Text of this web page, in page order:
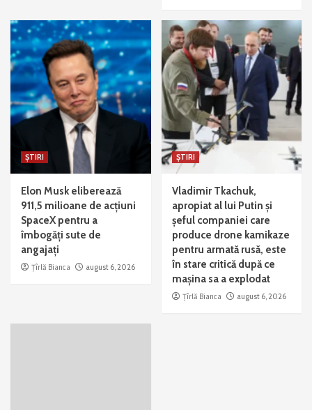
ȘTIRI
Elon Musk eliberează
911,5 milioane de acțiuni
SpaceX pentru a
îmbogăți sute de
angajați
Țîrlă Bianca august 6, 2026
ȘTIRI
Vladimir Tkachuk,
apropiat al lui Putin și
șeful companiei care
produce drone kamikaze
pentru armată rusă, este
în stare critică după ce
mașina sa a explodat
Țîrlă Bianca august 6, 2026